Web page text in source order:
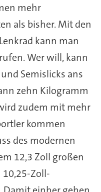
mehr
als bisher. Mit den
kann man
Wer will, kann
Semislicks ans
zehn Kilogramm
zudem mit mehr
kommen
des modernen
12,3 Zoll großen
Zoll-